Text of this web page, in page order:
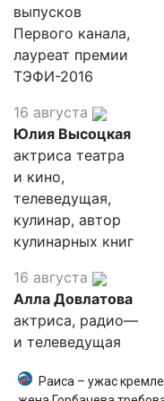
выпусков
Первого канала,
лауреат премии
ТЭФИ-2016
16 августа
Юлия Высоцкая
актриса театра
и кино,
телеведущая,
кулинар, автор
кулинарных книг
16 августа
Алла Довлатова
актриса, радио—
и телеведущая
Раиса – ужас